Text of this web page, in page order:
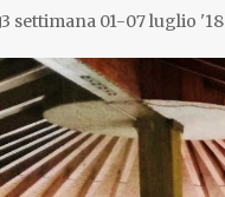
3 settimana 01-07 luglio '18